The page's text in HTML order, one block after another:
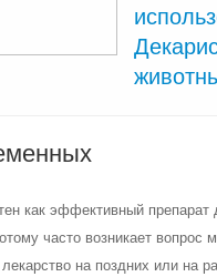
как эффективный препарат
часто возникает вопрос
на поздних или на